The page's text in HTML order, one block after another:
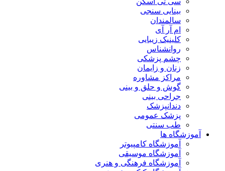
بینایی سنجی
سالمندان
ام آر آی
کلینیک زیبایی
روانشناس
چشم پزشکی
زنان و زایمان
مراکز مشاوره
گوش و حلق و بینی
جراحی بینی
دندانپزشک
پزشک عمومی
طب سنتی
آموزشگاه ها
آموزشگاه کامپیوتر
آموزشگاه موسیقی
آموزشگاه فرهنگی و هنری